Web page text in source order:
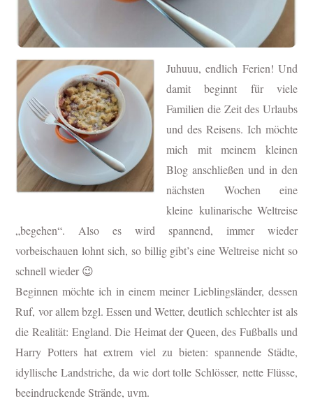
Juhuuu, endlich Ferien! Und
damit beginnt für viele
Familien die Zeit des Urlaubs
und des Reisens.Ich möchte
mich mit meinem kleinen
Blog anschließen und in den
nächsten Wochen eine
kleine kulinarische Weltreise
„begehen“. Also es wird spannend, immer wieder
vorbeischauen lohnt sich, so billig gibt’s eine Weltreise nicht so
schnell wieder 😉
Beginnen möchte ich in einem meiner Lieblingsländer, dessen
Ruf, vor allem bzgl. Essen und Wetter, deutlich schlechter ist als
die Realität: England. Die Heimat der Queen, des Fußballs und
Harry Potters hat extrem viel zu bieten: spannende Städte,
idyllische Landstriche, da wie dort tolle Schlösser, nette Flüsse,
beeindruckende Strände, uvm.